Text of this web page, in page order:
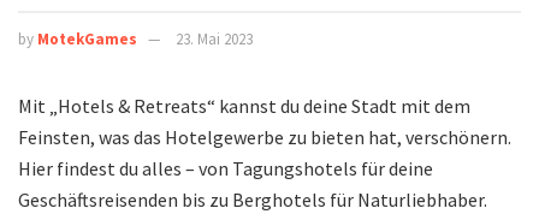
by MotekGames 23. Mai 2023
Mit „Hotels & Retreats“ kannst du deine Stadt mit dem
Feinsten, was das Hotelgewerbe zu bieten hat, verschönern.
Hier findest du alles – von Tagungshotels für deine
Geschäftsreisenden bis zu Berghotels für Naturliebhaber.